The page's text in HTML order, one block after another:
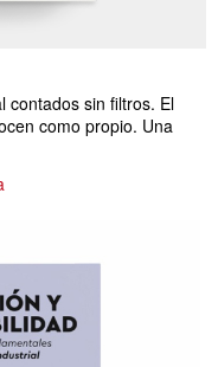
contados sin filtros. El
como propio. Una